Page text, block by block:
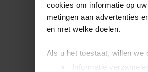
cookies om informatie op
metingen aan advertenties
en met welke doelen.
Als u het toestaat, willen we
Informatie